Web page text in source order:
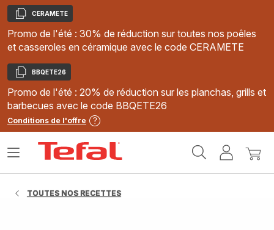
Copier
CERAMETE
Promo de l'été : 30% de réduction sur toutes nos poêles
et casseroles en céramique avec le code CERAMETE
Copier
BBQETE26
Promo de l'été : 20% de réduction sur les planchas, grills et
barbecues avec le code BBQETE26
Conditions de l'offre
MonMon
Ouvrir
TOUTES NOS RECETTES